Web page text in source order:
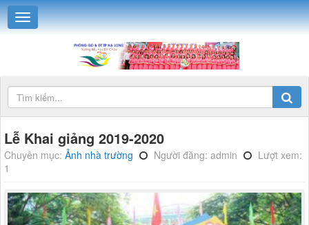
Lễ Khai giảng 2019-2020
Chuyên mục: Ảnh nhà trường Người đăng: admin
Lượt xem:
1